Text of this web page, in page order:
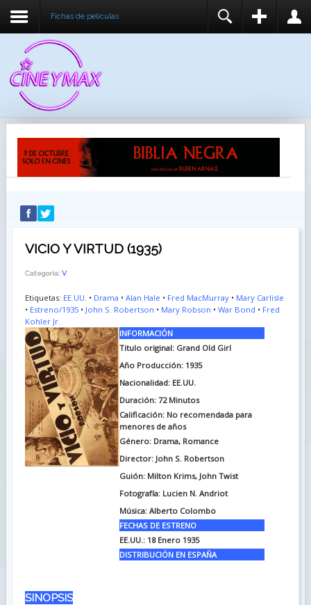
Fichas de peliculas
RECUÉRDEME
IDENTIFICARSE
REGISTER
VICIO Y VIRTUD (1935)
Categoría: V
Etiquetas: EE.UU. • Drama • Alan Hale • Fred MacMurray• Mary Carlisle
• Estreno/1935• John S. Robertson • Mary Robson • War Bond • Fred
Kohler Jr.
INFORMACIÓN
Titulo original: Grand Old Girl
Año Producción: 1935
Nacionalidad: EE.UU.
Duración: 72 Minutos
Calificación: No recomendada para
menores de años
Género: Drama, Romance
Director: John S. Robertson
Guión: Milton Krims, John Twist
Fotografía: Lucien N. Andriot
Música: Alberto Colombo
FECHAS DE ESTRENO
EE.UU.: 18 Enero 1935
DISTRIBUCIÓN EN ESPAÑA
SINOPSIS